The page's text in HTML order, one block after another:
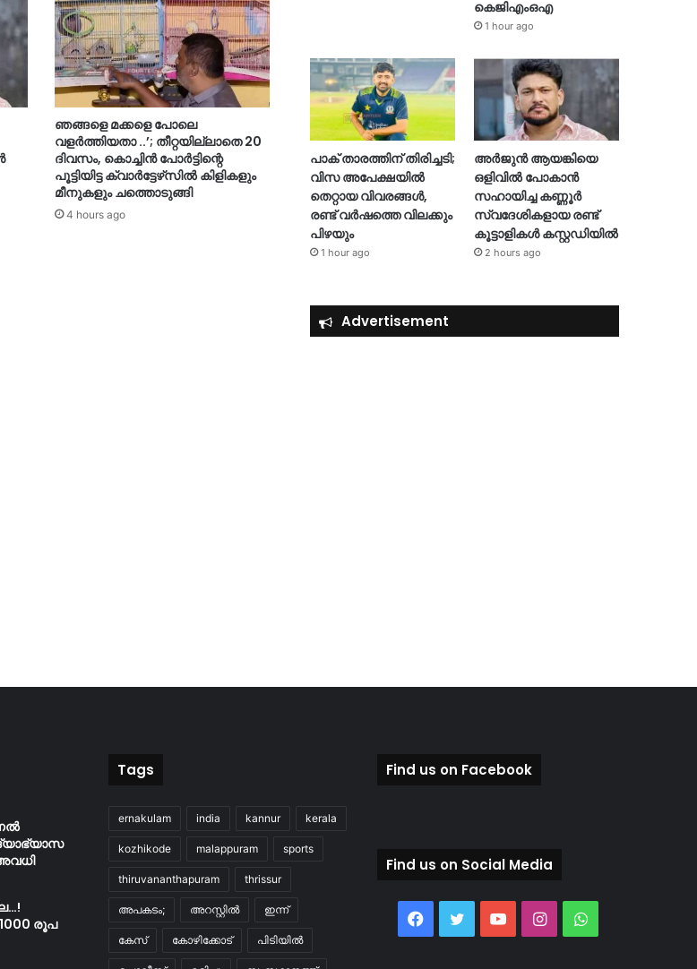
ഞങ്ങളെ മക്കളെ പോലെ
വളർത്തിയതാ ..’; തീറ്റയില്ലാതെ 20
ദിവസം, കൊച്ചിൻ പോർട്ടിന്റെ
പൂട്ടിയിട്ട ക്വാർട്ടേഴ്‌സിൽ കിളികളും
മീനുകളും ചത്തൊടുങ്ങി
4 hours ago
കെജിഎംഒഎ
1 hour ago
പാക് താരത്തിന് തിരിച്ചടി;
വിസ അപേക്ഷയിൽ
തെറ്റായ വിവരങ്ങൾ,
രണ്ട് വർഷത്തെ വിലക്കും
പിഴയും
1 hour ago
അർജുൻ ആയങ്കിയെ
ഒളിവില്‍ പോകാൻ
സഹായിച്ച കണ്ണൂർ
സ്വദേശികളായ രണ്ട്
കൂട്ടാളികൾ കസ്റ്റഡിയിൽ
2 hours ago
Advertisement
രൂപ
Tags
ernakulam india kannur kerala
kozhikode malappuram sports
thiruvananthapuram thrissur
അപകടം; അറസ്റ്റിൽ ഇന്ന്
കേസ് കോഴിക്കോട് പിടിയിൽ
Find us on Facebook
Find us on Social Media
Facebook
TwitterYouTubeInstagramWhatsApp